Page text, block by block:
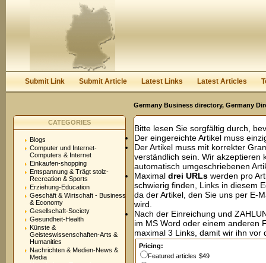
Keep me logged in.
Submit Link Submit Article Latest Links Latest Articles
Germany Business directory, Germany
CATEGORIES
Blogs
Computer und Internet-
Computers & Internet
Einkaufen-shopping
Entspannung & Trägt stolz-
Recreation & Sports
Erziehung-Education
Geschäft & Wirtschaft - Business
& Economy
Gesellschaft-Society
Gesundheit-Health
Künste &
Geisteswissenschaften-Arts &
Humanities
Nachrichten & Medien-News &
Media
Bitte lesen Sie sorgfältig durch,
Der eingereichte Artikel muss
Der Artikel muss mit korrekter
verständlich sein. Wir akzeptieren
automatisch umgeschriebenen
Maximal drei URLs werden pro
schwierig finden, Links in diesem
da der Artikel, den Sie uns per E-
wird.
Nach der Einreichung und
im MS Word oder einem anderen
maximal 3 Links, damit wir ihn
Pricing:
Featured articles $49